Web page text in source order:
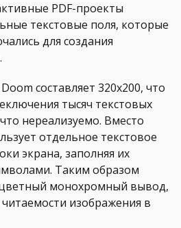
PDF-проекты
текстовые поля, которые
для создания
составляет 320x200, что
тысяч текстовых
нереализуемо. Вместо
отдельное текстовое
экрана, заполняя их
Таким образом
монохромный вывод,
изображения в